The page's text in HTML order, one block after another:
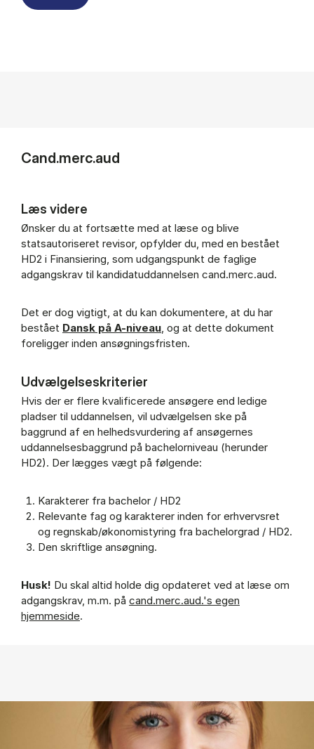
Cand.merc.aud
Læs videre
Ønsker du at fortsætte med at læse og blive
statsautoriseret revisor, opfylder du, med en bestået
HD2 i Finansiering, som udgangspunkt de faglige
adgangskrav til kandidatuddannelsen cand.merc.aud.
Det er dog vigtigt, at du kan dokumentere, at du har
bestået Dansk på A-niveau, og at dette dokument
foreligger inden ansøgningsfristen.
Udvælgelseskriterier
Hvis der er flere kvalificerede ansøgere end ledige
pladser til uddannelsen, vil udvælgelsen ske på
baggrund af en helhedsvurdering af ansøgernes
uddannelsesbaggrund på bachelorniveau (herunder
HD2). Der lægges vægt på følgende:
Karakterer fra bachelor / HD2
Relevante fag og karakterer inden for erhvervsret
og regnskab/økonomistyring fra bachelorgrad / HD2.
Den skriftlige ansøgning.
Husk! Du skal altid holde dig opdateret ved at læse om
adgangskrav, m.m. på cand.merc.aud.'s egen
hjemmeside.